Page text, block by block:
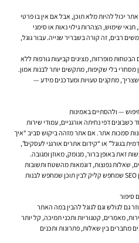
יכול להיות מלא תוכן, אבל אם אין בו פרטי
שימוש, הצהרות גילוי נאות או סימני
רבים, זה קורה בשבריר שנייה. עבור גוגל,
מופרזות, מציגים קביעות גורפות ללא
מסחרי בלי שקיפות, מתקשים יותר לבנות אמון.
מתקנים טעויות ומעדכנים מידע —
דפי נחיתה אורגניים, עמודי שירות
סמכות אתר. אם אתר מזהה ביקוש סביב “איך
בגוגל” או “קידום אתרים אורגני לעסקים”,
זאת באופן ברור, מנומק, מאוזן ומגובה.
שאלות נפוצות, דוגמאות מהשטח ותשובות
שמפחיתות חוסר ודאות. זהו ההבדל בין תוכן SEO שמחפש קליק לבין תוכן שמחפש לבנות
גם לגולש וגם לגוגל להבין במה האתר
מאמרים, קטגוריות ותכני תמיכה, קל יותר
מחברים בין שאלות, פתרונות ותכנים